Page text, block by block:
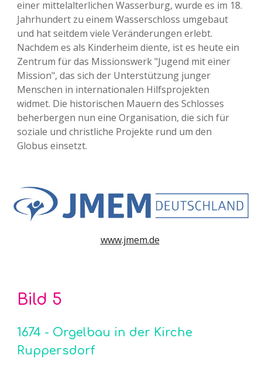
einer mittelalterlichen Wasserburg, wurde es im 18.
Jahrhundert zu einem Wasserschloss umgebaut
und hat seitdem viele Veränderungen erlebt.
Nachdem es als Kinderheim diente, ist es heute ein
Zentrum für das Missionswerk "Jugend mit einer
Mission", das sich der Unterstützung junger
Menschen in internationalen Hilfsprojekten
widmet. Die historischen Mauern des Schlosses
beherbergen nun eine Organisation, die sich für
soziale und christliche Projekte rund um den
Globus einsetzt.
www.jmem.de
Bild 5
1674 - Orgelbau in der Kirche
Ruppersdorf